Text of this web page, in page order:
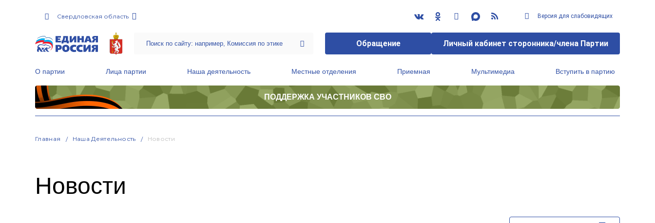
Свердловская область Версия для слабовидящих
Обращение Личный кабинет сторонника/члена Партии
О партии Лица партии Наша деятельность Местные отделения Приемная Мультимедиа Вступить в партию
ПОДДЕРЖКА УЧАСТНИКОВ СВО
Главная Наша Деятельность Новости
Новости